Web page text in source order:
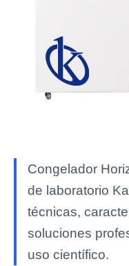
Congelador
de laboratorio
técnicas,
soluciones
uso científico.